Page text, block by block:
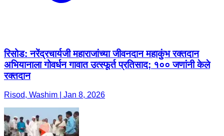
रिसोड: नरेंद्रचार्यजी महाराजांच्या जीवनदान महाकुंभ रक्तदान
अभियानाला गोवर्धन गावात उत्स्फूर्त प्रतिसाद; १०० जणांनी केले
रक्तदान
Risod, Washim | Jan 8, 2026